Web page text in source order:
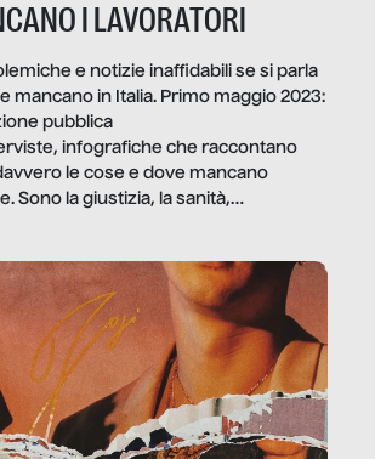
I LAVORATORI
e notizie inaffidabili se si parla
mancano in Italia. Primo maggio 2023:
pubblica
infografiche che raccontano
le cose e dove mancano
Sono la giustizia, la sanità,